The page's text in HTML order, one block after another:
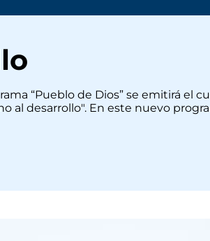
“Pueblo de Dios” se emitirá el
al desarrollo". En este nuevo